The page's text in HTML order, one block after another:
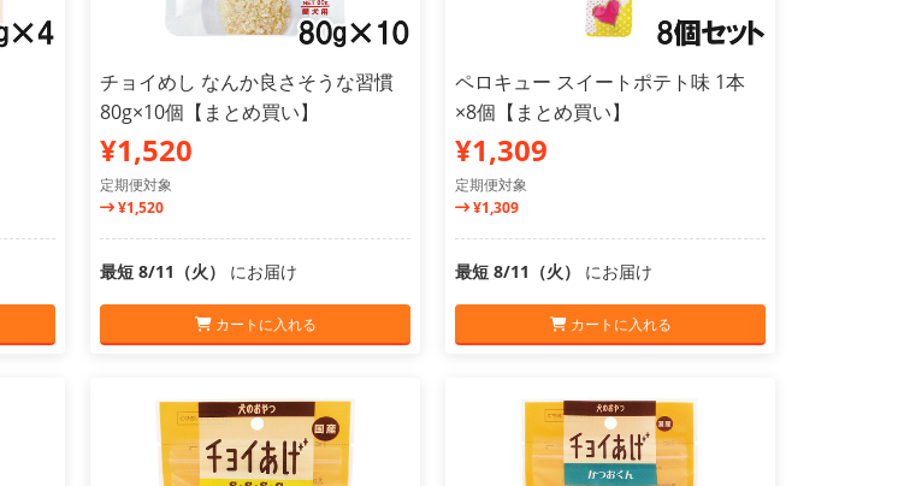
チョイめし なんか良さそうな習慣
80g×10個【まとめ買い】
¥1,520
定期便対象
¥1,520
最短 8/11（火） にお届け
カートに入れる
ペロキュー スイートポテト味 1本
×8個【まとめ買い】
¥1,309
定期便対象
¥1,309
最短 8/11（火） にお届け
カートに入れる